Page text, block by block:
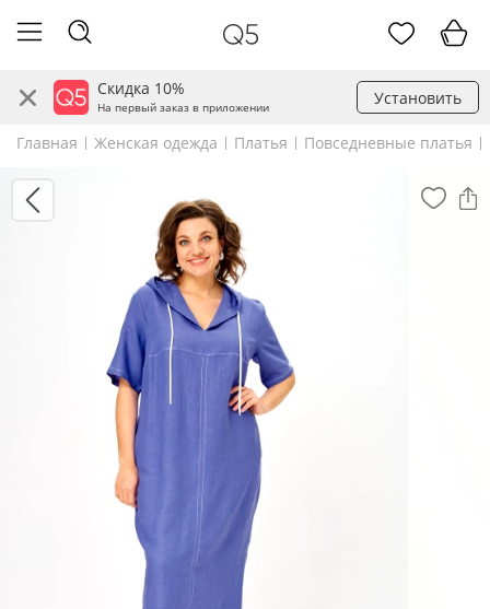
Скидка 10%
На первый заказ в приложении Установить
Главная Женская одежда Платья Повседневные платья